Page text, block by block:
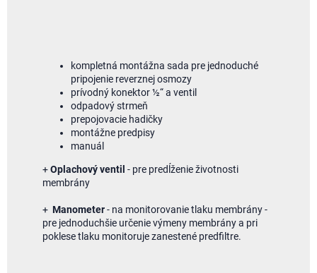
kompletná montážna sada pre jednoduché
pripojenie reverznej osmozy
prívodný konektor ½“ a ventil
odpadový strmeň
prepojovacie hadičky
montážne predpisy
manuál
+Oplachový ventil - pre predĺženie životnosti
membrány
+ Manometer- na monitorovanie tlaku membrány -
pre jednoduchšie určenie výmeny membrány a pri
poklese tlaku monitoruje zanestené predfiltre.